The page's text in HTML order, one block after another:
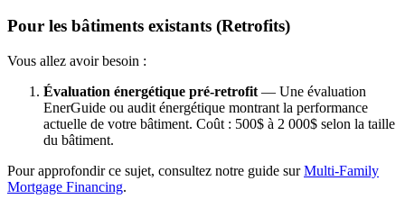
Pour les bâtiments existants (Retrofits)
Vous allez avoir besoin :
Évaluation énergétique pré-retrofit — Une évaluation
EnerGuide ou audit énergétique montrant la performance
actuelle de votre bâtiment. Coût : 500$ à 2 000$ selon la taille
du bâtiment.
Pour approfondir ce sujet, consultez notre guide surMulti-Family
Mortgage Financing.